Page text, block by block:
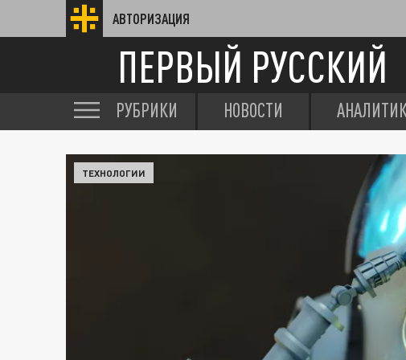
АВТОРИЗАЦИЯ
ПЕРВЫЙ РУССКИЙ
РУБРИКИ НОВОСТИ
ТЕХНОЛОГИИ